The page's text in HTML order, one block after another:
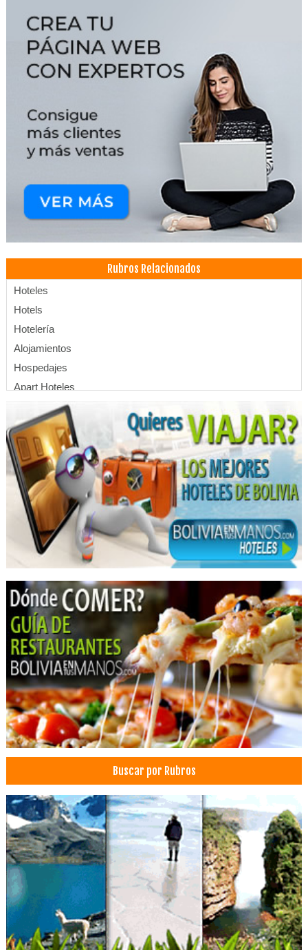
Rubros Relacionados
Hoteles
Hotels
Hotelería
Alojamientos
Hospedajes
Apart Hoteles
Buscar por Rubros